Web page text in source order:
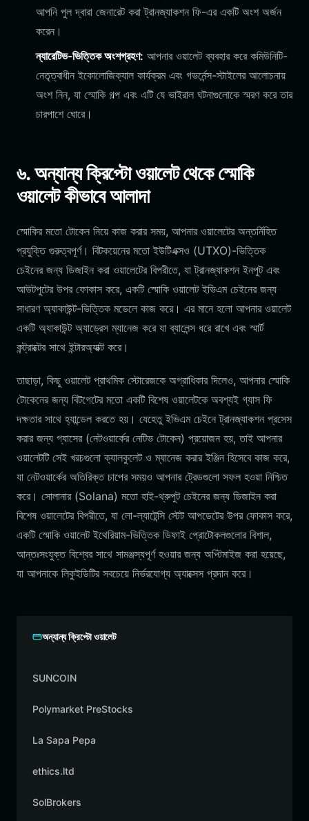
আপনি পুল দ্বারা জেনারেট করা ট্রানজ্যাকশন ফি-এর একটি অংশ অর্জন
করেন।
ন্যারেটিভ-ভিত্তিক অংশগ্রহণ: আপনার ওয়ালেট ব্যবহার করে কমিউনিটি-
নেতৃত্বাধীন ইকোলোজিক্যাল কার্যক্রম এবং গভর্নেন্স-স্টাইলের আলোচনায়
অংশ নিন, যা স্মোকি গল্প এবং এটি যে ভাইরাল ঘটনাগুলোকে স্মরণ করে তার
চারপাশে ঘোরে।
৬. অন্যান্য ক্রিপ্টো ওয়ালেট থেকে স্মোকি
ওয়ালেট কীভাবে আলাদা
স্মোকির মতো টোকেন নিয়ে কাজ করার সময়, আপনার ওয়ালেটের অন্তর্নিহিত
প্রযুক্তি গুরুত্বপূর্ণ। বিটকয়েনের মতো ইউটিএক্সও (UTXO)-ভিত্তিক
চেইনের জন্য ডিজাইন করা ওয়ালেটের বিপরীতে, যা ট্রানজ্যাকশন ইনপুট এবং
আউটপুটের উপর ফোকাস করে, একটি স্মোকি ওয়ালেট ইভিএম চেইনের জন্য
সাধারণ অ্যাকাউন্ট-ভিত্তিক মডেলে কাজ করে। এর মানে হলো আপনার ওয়ালেট
একটি অ্যাকাউন্ট অ্যাড্রেস ম্যানেজ করে যা ব্যালেন্স ধরে রাখে এবং স্মার্ট
কন্ট্রাক্টের সাথে ইন্টারঅ্যাক্ট করে।
তাছাড়া, কিছু ওয়ালেট প্রাথমিক স্টোরেজকে অগ্রাধিকার দিলেও, আপনার স্মোকি
টোকেনের জন্য বিটগেটের মতো একটি বিশেষ ওয়ালেটকে অবশ্যই গ্যাস ফি
দক্ষতার সাথে হ্যান্ডেল করতে হয়। যেহেতু ইভিএম চেইনে ট্রানজ্যাকশন প্রসেস
করার জন্য গ্যাসের (নেটওয়ার্কের নেটিভ টোকেন) প্রয়োজন হয়, তাই আপনার
ওয়ালেটটি সেই খরচগুলো ক্যালকুলেট ও ম্যানেজ করার ইঞ্জিন হিসেবে কাজ করে,
যা নেটওয়ার্কের অতিরিক্ত চাপের সময়ও আপনার ট্রেডগুলো সফল হওয়া নিশ্চিত
করে। সোলানার (Solana) মতো হাই-থ্রুপুট চেইনের জন্য ডিজাইন করা
বিশেষ ওয়ালেটের বিপরীতে, যা লো-ল্যাটেন্সি স্টেট আপডেটের উপর ফোকাস করে,
একটি স্মোকি ওয়ালেট ইথেরিয়াম-ভিত্তিক ডিফাই প্রোটোকলগুলোর বিশাল,
আন্তঃসংযুক্ত বিশ্বের সাথে সামঞ্জস্যপূর্ণ হওয়ার জন্য অপ্টিমাইজ করা হয়েছে,
যা আপনাকে লিকুইডিটির সবচেয়ে নির্ভরযোগ্য অ্যাক্সেস প্রদান করে।
অন্যান্য ক্রিপ্টো ওয়ালেট
SUNCOIN
Polymarket PreStocks
La Sapa Pepa
ethics.ltd
SolBrokers